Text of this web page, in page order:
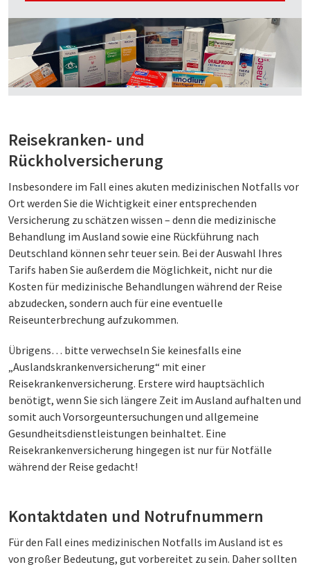
Reisekranken- und
Rückholversicherung
Insbesondere im Fall eines akuten medizinischen Notfalls vor
Ort werden Sie die Wichtigkeit einer entsprechenden
Versicherung zu schätzen wissen – denn die medizinische
Behandlung im Ausland sowie eine Rückführung nach
Deutschland können sehr teuer sein. Bei der Auswahl Ihres
Tarifs haben Sie außerdem die Möglichkeit, nicht nur die
Kosten für medizinische Behandlungen während der Reise
abzudecken, sondern auch für eine eventuelle
Reiseunterbrechung aufzukommen.
Übrigens… bitte verwechseln Sie keinesfalls eine
„Auslandskrankenversicherung“ mit einer
Reisekrankenversicherung. Erstere wird hauptsächlich
benötigt, wenn Sie sich längere Zeit im Ausland aufhalten und
somit auch Vorsorgeuntersuchungen und allgemeine
Gesundheitsdienstleistungen beinhaltet. Eine
Reisekrankenversicherung hingegen ist nur für Notfälle
während der Reise gedacht!
Kontaktdaten und Notrufnummern
Für den Fall eines medizinischen Notfalls im Ausland ist es
von großer Bedeutung, gut vorbereitet zu sein. Daher sollten